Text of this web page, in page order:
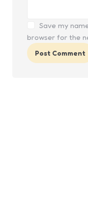
Save my
browser for the